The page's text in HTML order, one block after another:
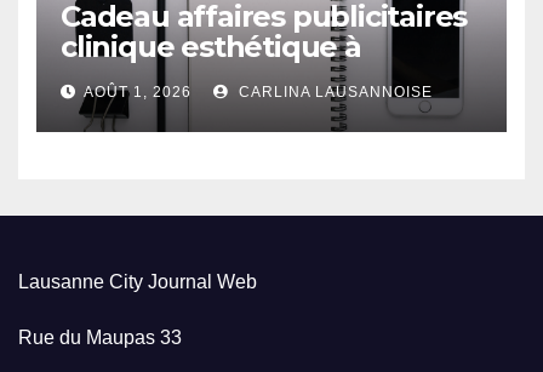
Cadeau affaires publicitaires
clinique esthétique à
Lausanne
AOÛT 1, 2026 CARLINA LAUSANNOISE
Lausanne City Journal Web
Rue du Maupas 33